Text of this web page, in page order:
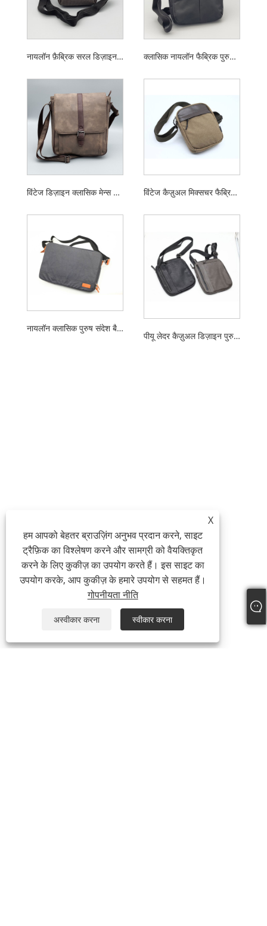
नायलॉन फ़ैब्रिक सरल डिज़ाइन पुरुषों का शौडर बैग क्लासिक नायलॉन फैब्रिक पुरुषों का शौडर बैग
विंटेज डिज़ाइन क्लासिक मेन्स मैसेज बैग शोल्डर बैग विंटेज कैज़ुअल मिक्सचर फैब्रिक छोटा पुरुषों का शोल्डर बैग
नायलॉन क्लासिक पुरुष संदेश बैग कंधे बैग
पीयू लेदर कैज़ुअल डिज़ाइन पुरुषों का शोल्डर बैग
X
हम आपको बेहतर ब्राउज़िंग अनुभव प्रदान करने, साइट
ट्रैफ़िक का विश्लेषण करने और सामग्री को वैयक्तिकृत
करने के लिए कुकीज़ का उपयोग करते हैं। इस साइट का
उपयोग करके, आप कुकीज़ के हमारे उपयोग से सहमत हैं।
गोपनीयता नीति
अस्वीकार करना स्वीकार करना